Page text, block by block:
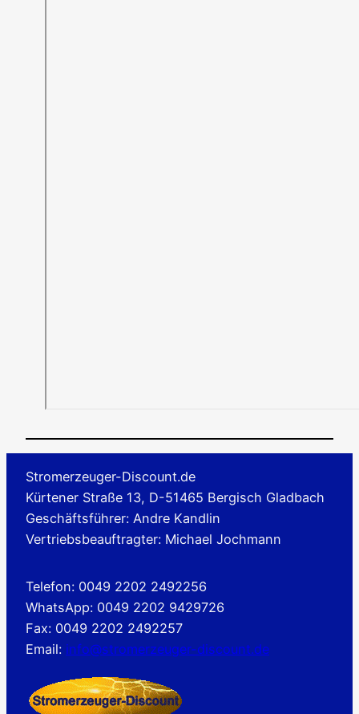
Stromerzeuger-Discount.de
Kürtener Straße 13, D-51465 Bergisch Gladbach
Geschäftsführer: Andre Kandlin
Vertriebsbeauftragter: Michael Jochmann
Telefon: 0049 2202 2492256
WhatsApp: 0049 2202 9429726
Fax: 0049 2202 2492257
Email: info@stromerzeuger-discount.de